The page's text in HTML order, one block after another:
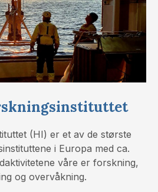
(HI) er et av de største
i Europa med ca.
våre er forskning,
og overvåkning.